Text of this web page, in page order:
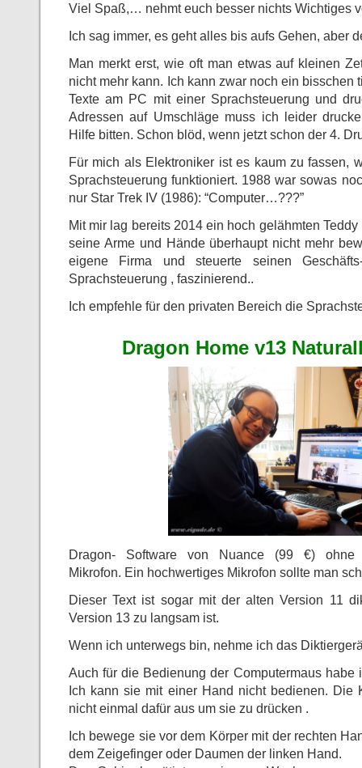
Viel Spaß,… nehmt euch besser nichts Wichtiges
Ich sag immer, es geht alles bis aufs Gehen, aber
Man merkt erst, wie oft man etwas auf kleinen
nicht mehr kann. Ich kann zwar noch ein bisschen
Texte am PC mit einer Sprachsteuerung und
Adressen auf Umschläge muss ich leider
Hilfe bitten. Schon blöd, wenn jetzt schon der 4.
Für mich als Elektroniker ist es kaum zu fassen,
Sprachsteuerung funktioniert. 1988 war sowas
nur Star Trek IV (1986): “Computer…???”
Mit mir lag bereits 2014 ein hoch gelähmten
seine Arme und Hände überhaupt nicht mehr
eigene Firma und steuerte seinen
Sprachsteuerung , faszinierend..
Ich empfehle für den privaten Bereich die
Dragon Home v13
Dragon- Software von Nuance (99 €) ohne
Mikrofon. Ein hochwertiges Mikrofon sollte man
Dieser Text ist sogar mit der alten Version 11
Version 13 zu langsam ist.
Wenn ich unterwegs bin, nehme ich das
Auch für die Bedienung der Computermaus habe
Ich kann sie mit einer Hand nicht bedienen. Die
nicht einmal dafür aus um sie zu drücken .
Ich bewege sie vor dem Körper mit der rechten
dem Zeigefinger oder Daumen der linken Hand.